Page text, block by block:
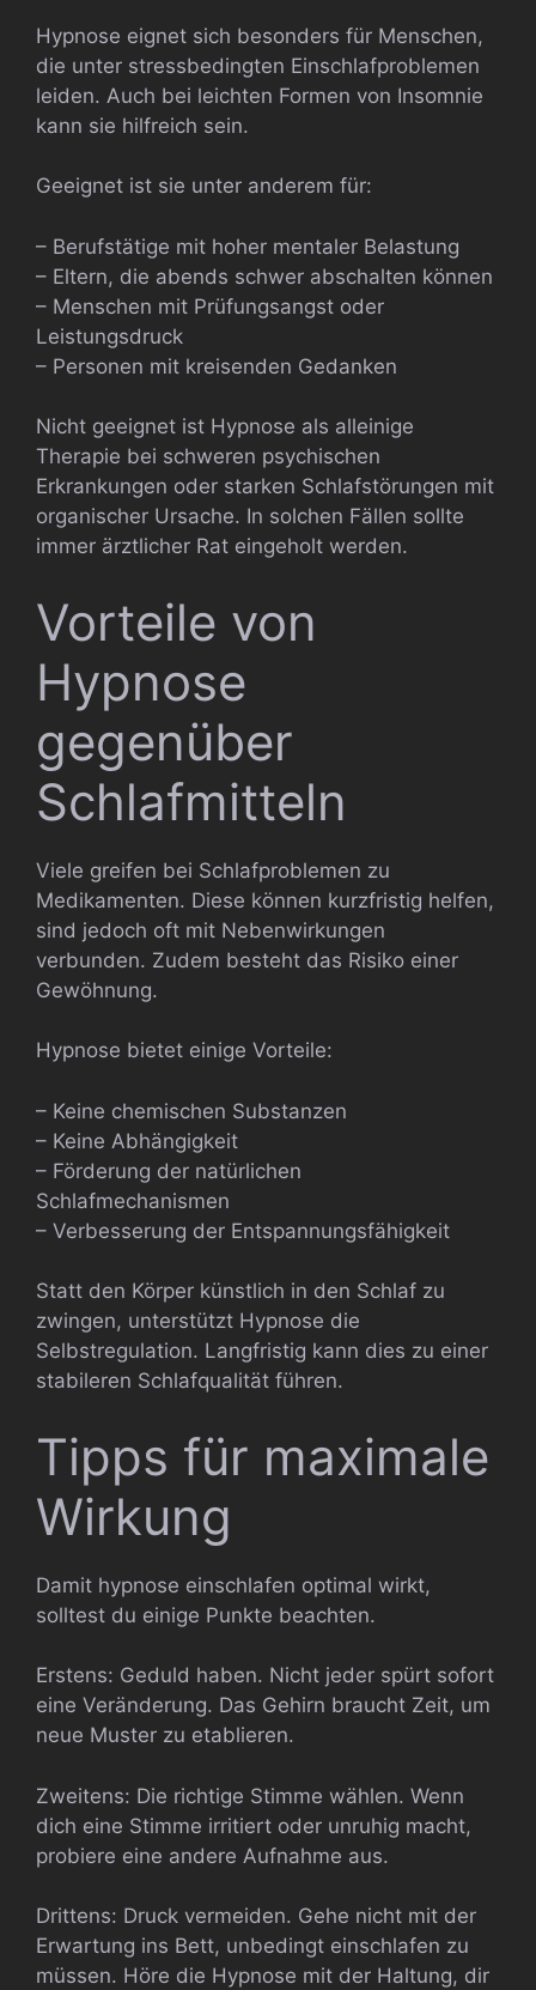
Hypnose eignet sich besonders für Menschen,
die unter stressbedingten Einschlafproblemen
leiden. Auch bei leichten Formen von Insomnie
kann sie hilfreich sein.
Geeignet ist sie unter anderem für:
– Berufstätige mit hoher mentaler Belastung
– Eltern, die abends schwer abschalten können
– Menschen mit Prüfungsangst oder
Leistungsdruck
– Personen mit kreisenden Gedanken
Nicht geeignet ist Hypnose als alleinige
Therapie bei schweren psychischen
Erkrankungen oder starken Schlafstörungen mit
organischer Ursache. In solchen Fällen sollte
immer ärztlicher Rat eingeholt werden.
Vorteile von
Hypnose
gegenüber
Schlafmitteln
Viele greifen bei Schlafproblemen zu
Medikamenten. Diese können kurzfristig helfen,
sind jedoch oft mit Nebenwirkungen
verbunden. Zudem besteht das Risiko einer
Gewöhnung.
Hypnose bietet einige Vorteile:
– Keine chemischen Substanzen
– Keine Abhängigkeit
– Förderung der natürlichen
Schlafmechanismen
– Verbesserung der Entspannungsfähigkeit
Statt den Körper künstlich in den Schlaf zu
zwingen, unterstützt Hypnose die
Selbstregulation. Langfristig kann dies zu einer
stabileren Schlafqualität führen.
Tipps für maximale
Wirkung
Damit hypnose einschlafen optimal wirkt,
solltest du einige Punkte beachten.
Erstens: Geduld haben. Nicht jeder spürt sofort
eine Veränderung. Das Gehirn braucht Zeit, um
neue Muster zu etablieren.
Zweitens: Die richtige Stimme wählen. Wenn
dich eine Stimme irritiert oder unruhig macht,
probiere eine andere Aufnahme aus.
Drittens: Druck vermeiden. Gehe nicht mit der
Erwartung ins Bett, unbedingt einschlafen zu
müssen. Höre die Hypnose mit der Haltung, dir